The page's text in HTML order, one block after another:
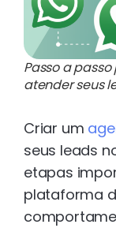
Passo a
atender seus
Criar um
seus leads
etapas
plataforma